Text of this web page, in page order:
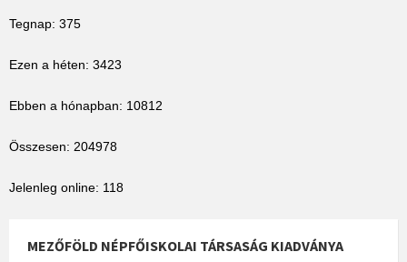
Tegnap: 375
Ezen a héten: 3423
Ebben a hónapban: 10812
Összesen: 204978
Jelenleg online: 118
MEZŐFÖLD NÉPFŐISKOLAI TÁRSASÁG KIADVÁNYA